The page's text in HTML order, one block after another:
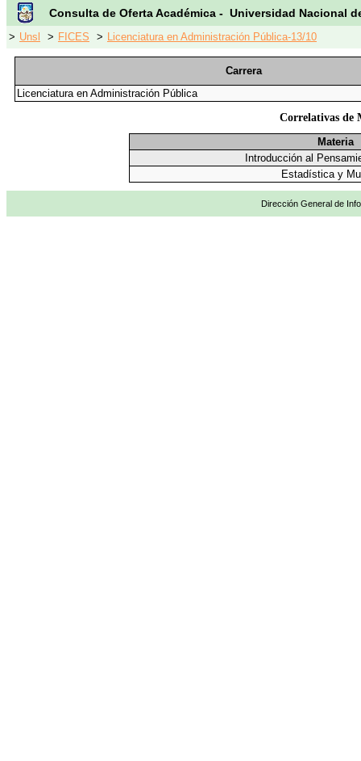
Consulta de Oferta Académica - Universidad Nacional
> Unsl > FICES > Licenciatura en Administración Pública-13/10
Carrera
Licenciatura en Administración Pública
Correlativas de
Materia
Introducción al
Estadística y
Dirección General de